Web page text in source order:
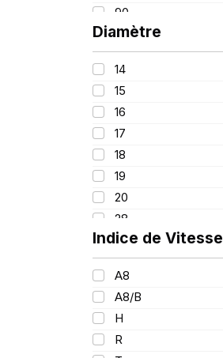
90
91
92
93
94
95
96
97
98
99
100
101
102/100
103
103/101
104/102
Diamètre
14
15
16
17
18
19
20
28
Indice de Vitesse
A8
A8/B
H
R